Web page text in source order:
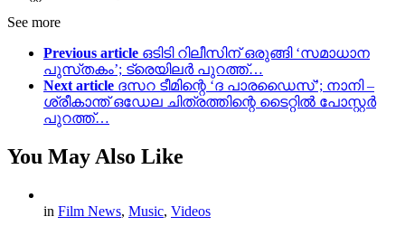
See more
Previous article ഒടിടി റിലീസിന് ഒരുങ്ങി ‘സമാധാന
പുസ്‍തകം’; ട്രെയിലർ പുറത്ത്…
Next article ദസറ ടീമിന്റെ ‘ദ പാരഡൈസ്’; നാനി –
ശ്രീകാന്ത് ഒഡേല ചിത്രത്തിന്റെ ടൈറ്റിൽ പോസ്റ്റർ
പുറത്ത്…
You May Also Like
in Film News, Music, Videos